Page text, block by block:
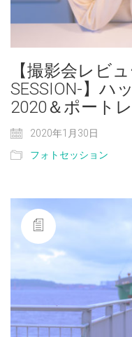
【撮影会レビ
SESSION-】ハ
2020＆ポート
2020年1月30日
フォトセッション